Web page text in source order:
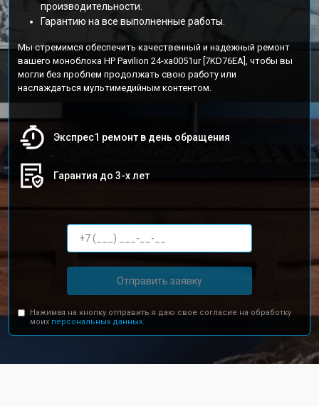
производительности.
Гарантию на все выполненные работы.
Мы стремимся обеспечить качественный и надежный ремонт
вашего моноблока HP Pavilion 24-xa0051ur [7KD76EA], чтобы вы
могли без проблем продолжать свою работу или
наслаждаться мультимедийным контентом.
Экспрес1 ремонт в день обращения
Гарантия до 3-х лет
Отправить заявку
Нажимая на кнопку отправить я даю свое согласие на обработку
моих персональных данных.